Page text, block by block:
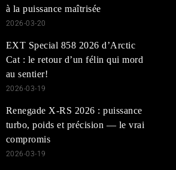
à la puissance maîtrisée
2026-03-20
EXT Special 858 2026 d’Arctic
Cat : le retour d’un félin qui mord
au sentier!
2026-03-19
Renegade X-RS 2026 : puissance
turbo, poids et précision — le vrai
compromis
2026-03-19